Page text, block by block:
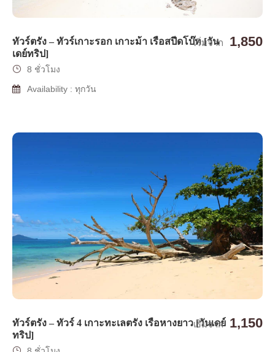
ทัวร์ตรัง – ทัวร์เกาะรอก เกาะม้า เรือสปีดโบ๊ท [วัน
เดย์ทริป]
เริ่มจาก 1,850
8 ชั่วโมง
Availability : ทุกวัน
ทัวร์ตรัง – ทัวร์ 4 เกาะทะเลตรัง เรือหางยาว [วันเดย์
ทริป]
เริ่มจาก 1,150